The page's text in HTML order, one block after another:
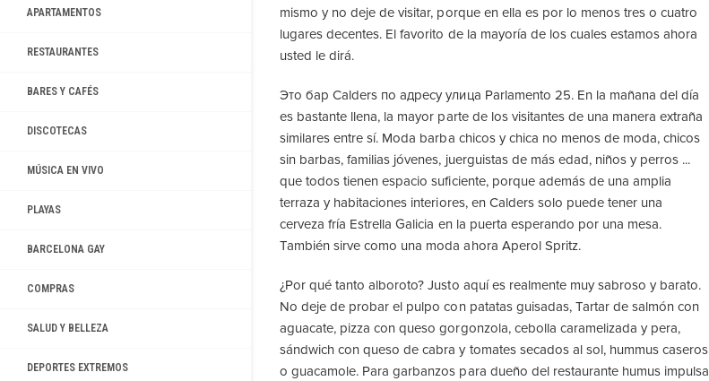
APARTAMENTOS
RESTAURANTES
BARES Y CAFÉS
DISCOTECAS
MÚSICA EN VIVO
PLAYAS
BARCELONA GAY
COMPRAS
SALUD Y BELLEZA
DEPORTES EXTREMOS
mismo y no deje de visitar, porque en ella es por lo menos tres o cuatro
lugares decentes. El favorito de la mayoría de los cuales estamos ahora
usted le dirá.
Это бар Calders по адресу улица Parlamento 25. En la mañana del día
es bastante llena, la mayor parte de los visitantes de una manera extraña
similares entre sí. Moda barba chicos y chica no menos de moda, chicos
sin barbas, familias jóvenes, juerguistas de más edad, niños y perros ...
que todos tienen espacio suficiente, porque además de una amplia
terraza y habitaciones interiores, en Calders solo puede tener una
cerveza fría Estrella Galicia en la puerta esperando por una mesa.
También sirve como una moda ahora Aperol Spritz.
¿Por qué tanto alboroto? Justo aquí es realmente muy sabroso y barato.
No deje de probar el pulpo con patatas guisadas, Tartar de salmón con
aguacate, pizza con queso gorgonzola, cebolla caramelizada y pera,
sándwich con queso de cabra y tomates secados al sol, hummus caseros
o guacamole. Para garbanzos para dueño del restaurante humus impulsa